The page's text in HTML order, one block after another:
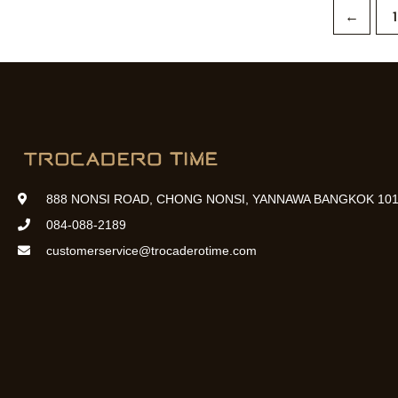
← 1
888 NONSI ROAD, CHONG NONSI, YANNAWA BANGKOK
084-088-2189
customerservice@trocaderotime.com